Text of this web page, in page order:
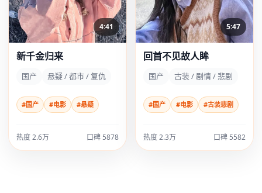
4:41
新千金归来
国产 悬疑 / 都市 / 复仇
#国产 #电影 #悬疑
热度 2.6万 口碑 5878
5:47
回首不见故人眸
国产 古装 / 剧情 / 悲剧
#国产 #电影 #古装悲剧
热度 2.3万 口碑 5582